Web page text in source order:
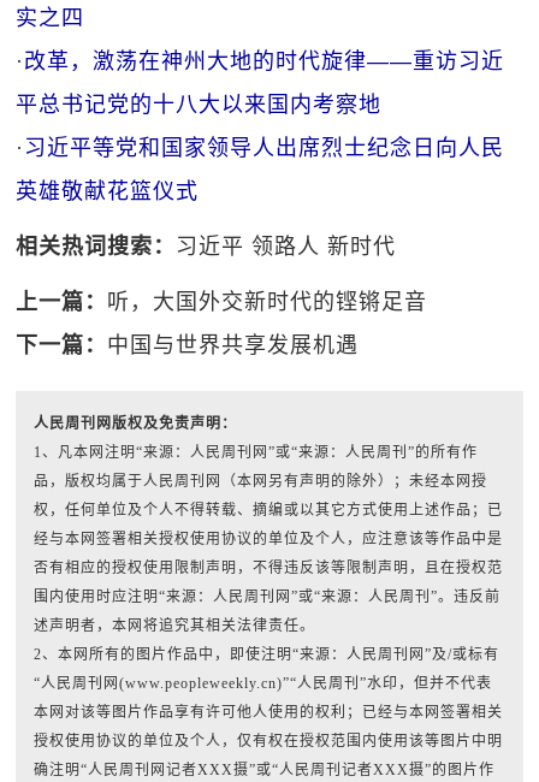
实之四
· 改革，激荡在神州大地的时代旋律——重访习近
平总书记党的十八大以来国内考察地
· 习近平等党和国家领导人出席烈士纪念日向人民
英雄敬献花篮仪式
相关热词搜索： 习近平 领路人 新时代
上一篇： 听，大国外交新时代的铿锵足音
下一篇： 中国与世界共享发展机遇
人民周刊网版权及免责声明：
1、凡本网注明“来源：人民周刊网”或“来源：人民周刊”的所有作
品，版权均属于人民周刊网（本网另有声明的除外）；未经本网授
权，任何单位及个人不得转载、摘编或以其它方式使用上述作品；已
经与本网签署相关授权使用协议的单位及个人，应注意该等作品中是
否有相应的授权使用限制声明，不得违反该等限制声明，且在授权范
围内使用时应注明“来源：人民周刊网”或“来源：人民周刊”。违反前
述声明者，本网将追究其相关法律责任。
2、本网所有的图片作品中，即使注明“来源：人民周刊网”及/或标有
“人民周刊网(www.peopleweekly.cn)”“人民周刊”水印，但并不代表
本网对该等图片作品享有许可他人使用的权利；已经与本网签署相关
授权使用协议的单位及个人，仅有权在授权范围内使用该等图片中明
确注明“人民周刊网记者XXX摄”或“人民周刊记者XXX摄”的图片作